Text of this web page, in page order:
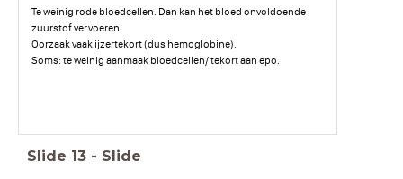
Te weinig rode bloedcellen. Dan kan het bloed onvoldoende
zuurstof vervoeren.
Oorzaak vaak ijzertekort (dus hemoglobine).
Soms: te weinig aanmaak bloedcellen/ tekort aan epo.
Slide 13 - Slide